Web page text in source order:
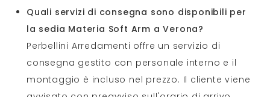
Quali servizi di consegna sono disponibili per
la sedia Materia Soft Arm a Verona?
Perbellini Arredamenti offre un servizio di
consegna gestito con personale interno e il
montaggio è incluso nel prezzo. Il cliente viene